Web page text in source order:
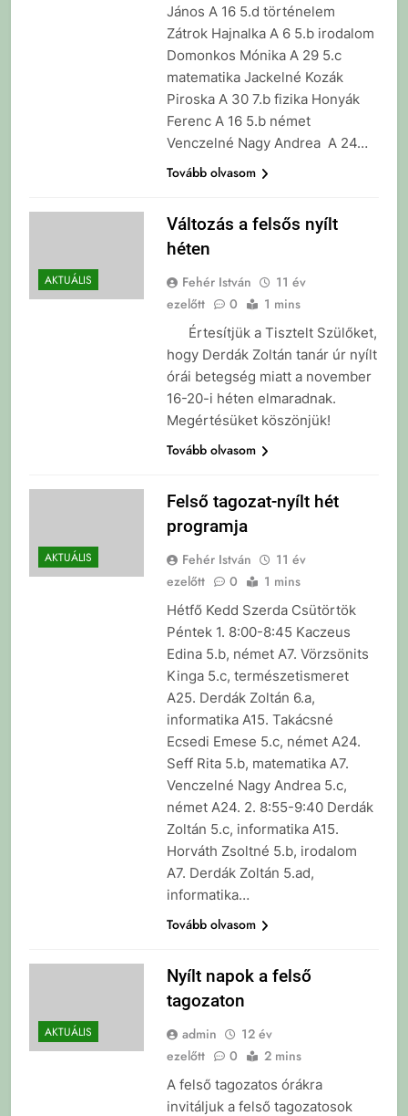
János A 16 5.d történelem
Zátrok Hajnalka A 6 5.b irodalom
Domonkos Mónika A 29 5.c
matematika Jackelné Kozák
Piroska A 30 7.b fizika Honyák
Ferenc A 16 5.b német
Venczelné Nagy Andrea A 24…
Tovább olvasom
AKTUÁLIS
Változás a felsős nyílt
héten
Fehér István
11 év
ezelőtt
0 1 mins
Értesítjük a Tisztelt Szülőket,
hogy Derdák Zoltán tanár úr nyílt
órái betegség miatt a november
16-20-i héten elmaradnak.
Megértésüket köszönjük!
Tovább olvasom
AKTUÁLIS
Felső tagozat-nyílt hét
programja
Fehér István
11 év
ezelőtt
0 1 mins
Hétfő Kedd Szerda Csütörtök
Péntek 1. 8:00-8:45 Kaczeus
Edina 5.b, német A7. Vörzsönits
Kinga 5.c, természetismeret
A25. Derdák Zoltán 6.a,
informatika A15. Takácsné
Ecsedi Emese 5.c, német A24.
Seff Rita 5.b, matematika A7.
Venczelné Nagy Andrea 5.c,
német A24. 2. 8:55-9:40 Derdák
Zoltán 5.c, informatika A15.
Horváth Zsoltné 5.b, irodalom
A7. Derdák Zoltán 5.ad,
informatika…
Tovább olvasom
AKTUÁLIS
Nyílt napok a felső
tagozaton
admin
12 év
ezelőtt
0 2 mins
A felső tagozatos órákra
invitáljuk a felső tagozatosok